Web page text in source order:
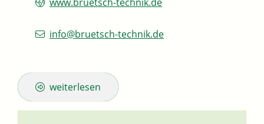
info@bruetsch-technik.de
weiterlesen